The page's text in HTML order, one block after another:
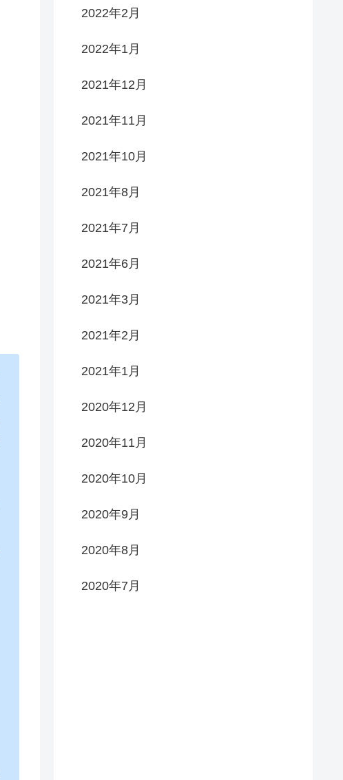
2022年2月
2022年1月
2021年12月
2021年11月
2021年10月
2021年8月
2021年7月
2021年6月
2021年3月
2021年2月
2021年1月
2020年12月
2020年11月
2020年10月
2020年9月
2020年8月
2020年7月